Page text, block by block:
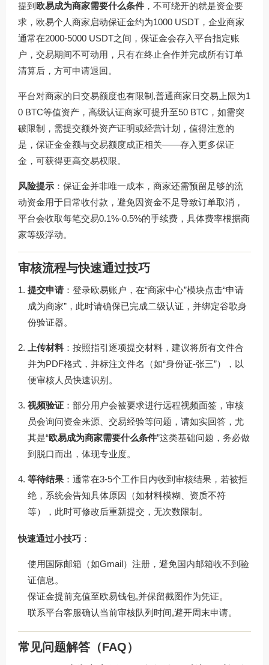
提到 欧易成为商家需要什么条件 ，不可绕开的就是资金要
求，欧易个人商家启动保证金约为1000 USDT，企业商家
通常在2000-5000 USDT之间，保证金会存入平台指定账
户，交易期间不可动用，只有在终止合作并完成所有订单
清算后，方可申请退回。
平台对商家的日交易额度也有限制,普通商家日交易上限为1
0 BTC等值资产，高级认证商家可提升至50 BTC，如需突
破限制，需提交额外资产证明或经营计划，值得注意的
是，保证金金额与交易额度成正相关——存入更多保证
金，可获得更高交易权限。
风险提示 ：保证金并非唯一成本，商家还需预留足够的流
动资金用于日常收付款，避免因资金不足导致订单取消，
平台会收取每笔交易0.1%-0.5%的手续费，具体费率根据商
家等级浮动。
审核流程与快速通过技巧
提交申请 ：登录欧易账户，在“商家中心”模块点击“申请
成为商家”，此时请确保已完成二级认证，并绑定谷歌身
份验证器。
上传材料 ：按照指引逐项提交材料，建议将所有文件合
并为PDF格式，并标注文件名（如“身份证-张三”），以
便审核人员快速识别。
视频验证 ：部分用户会被要求进行远程视频面签，审核
员会询问资金来源、交易经验等问题，请如实回答，尤
其是“欧易成为商家需要什么条件”这类基础问题，务必做
到脱口而出，体现专业度。
等待结果 ：通常在3-5个工作日内收到审核结果，若被拒
绝，系统会告知具体原因（如材料模糊、资质不符
等），此时可修改后重新提交，无次数限制。
快速通过小技巧 ：
使用国际邮箱（如Gmail）注册，避免国内邮箱收不到验
证信息。
保证金提前充值至欧易钱包,并保留截图作为凭证。
联系平台客服确认当前审核队列时间,避开周末申请。
常见问题解答（FAQ）